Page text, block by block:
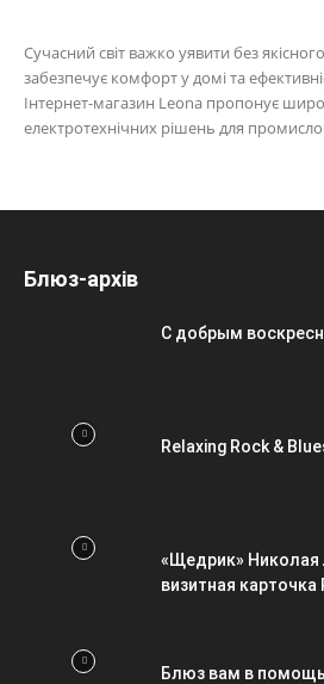
Сучасний світ важко уявити без
забезпечує комфорт у домі та
Інтернет-магазин Leona пропонує
електротехнічних рішень для
Блюз-архів
С добрым
Relaxing Rock &
«Щедрик» Николая
визитная
Блюз вам в помощь